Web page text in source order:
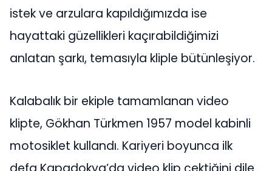
istek ve arzulara kapıldığımızda ise
hayattaki güzellikleri kaçırabildiğimizi
anlatan şarkı, temasıyla kliple bütünleşiyor.
Kalabalık bir ekiple tamamlanan video
klipte, Gökhan Türkmen 1957 model kabinli
motosiklet kullandı. Kariyeri boyunca ilk